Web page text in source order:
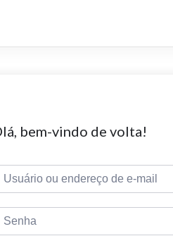
bem-vindo de volta!